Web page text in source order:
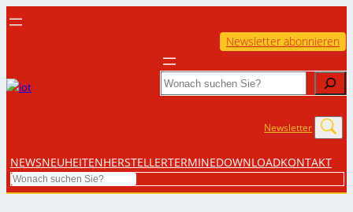
Newsletter abonnieren
Search
Newsletter
NEWSNEUHEITENHERSTELLERTERMINEDOWNLOADKONTAKT
Search